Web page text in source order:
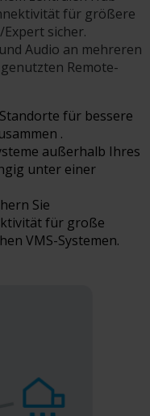
für größere
sicher.
Audio an mehreren
Remote-
für bessere
.
außerhalb Ihres
unter einer
Sie
für große
VMS-Systemen.